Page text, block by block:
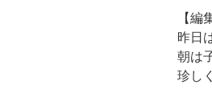
【編
昨日
朝は
珍し